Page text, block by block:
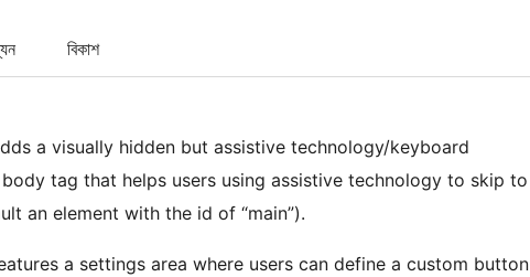
বিকাশ
a visually hidden but assistive technology/keyboard
tag that helps users using assistive technology to skip to
an element with the id of “main”).
a settings area where users can define a custom button